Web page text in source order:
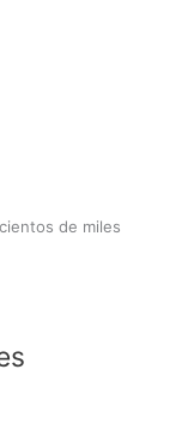
de miles